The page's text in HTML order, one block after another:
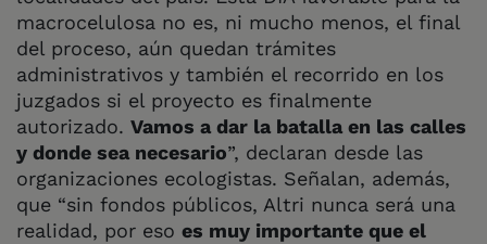
macrocelulosa no es, ni mucho menos, el final
del proceso, aún quedan trámites
administrativos y también el recorrido en los
juzgados si el proyecto es finalmente
autorizado. Vamos a dar la batalla en las calles
y donde sea necesario”, declaran desde las
organizaciones ecologistas. Señalan, además,
que “sin fondos públicos, Altri nunca será una
realidad, por eso es muy importante que el